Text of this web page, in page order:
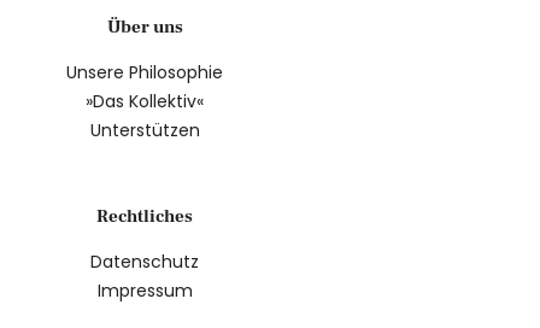
Über uns
Unsere Philosophie
»Das Kollektiv«
Unterstützen
Rechtliches
Datenschutz
Impressum